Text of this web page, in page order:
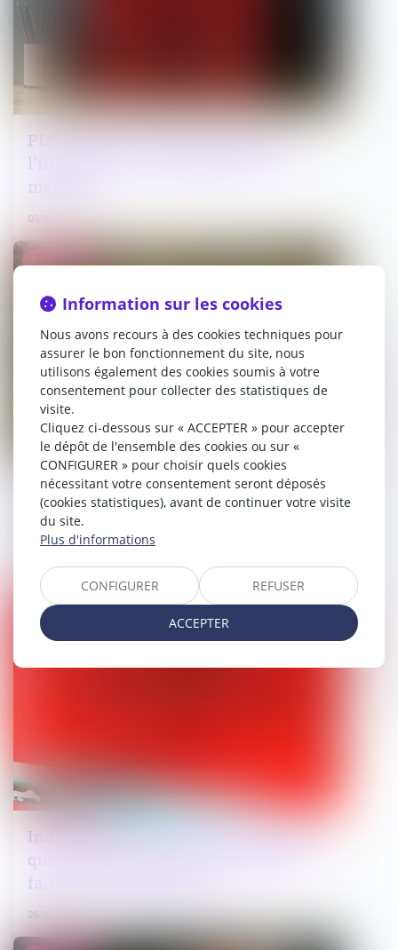
PLF 2025 : vers une réduction de
l'indemnisation des agents en arrêt
maladie
05/03/2025
OAP : l’appréciation de la qualification
de terrain à bâtir se fait à l’échelle de la
zone et non parcelle par parcelle !
03/03/2025
Droit public
Indemnisation du préjudice pénal : la
qualité de propriétaire au moment des
faits est-elle nécessaire ?
28/02/2025
Droit pénal
Information sur les cookies
Nous avons recours à des cookies techniques pour
assurer le bon fonctionnement du site, nous
utilisons également des cookies soumis à votre
consentement pour collecter des statistiques de
visite.
Cliquez ci-dessous sur « ACCEPTER » pour accepter
le dépôt de l'ensemble des cookies ou sur «
CONFIGURER » pour choisir quels cookies
nécessitant votre consentement seront déposés
(cookies statistiques), avant de continuer votre visite
du site.
Plus d'informations
CONFIGURER REFUSER
ACCEPTER